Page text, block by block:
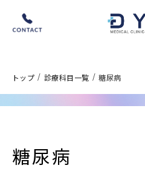
トップ / 診療科目一覧 / 糖尿病
糖尿病